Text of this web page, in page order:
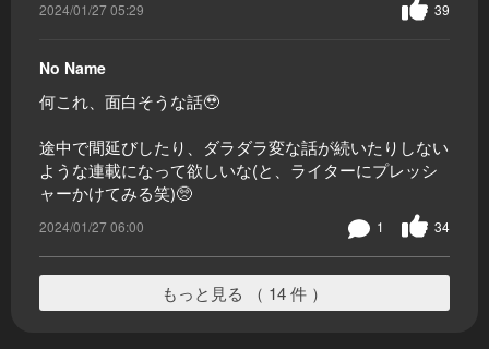
2024/01/27 05:29 39
No Name
何これ、面白そうな話🥹
途中で間延びしたり、ダラダラ変な話が続いたりしない
ような連載になって欲しいな(と、ライターにプレッシ
ャーかけてみる笑)🥺
2024/01/27 06:00 34
1
もっと見る （ 14 件 ）